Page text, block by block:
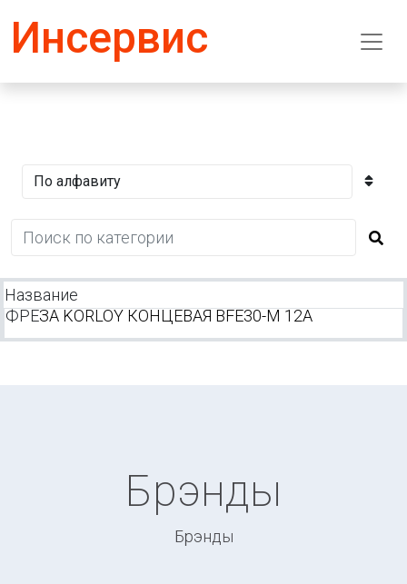
Инсервис
Название
ФРЕЗА KORLOY КОНЦЕВАЯ BFE30-M 12A
Брэнды
Брэнды